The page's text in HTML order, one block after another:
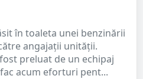
în toaleta unei benzinării
angajații unității.
preluat de un echipaj
acum eforturi pent...